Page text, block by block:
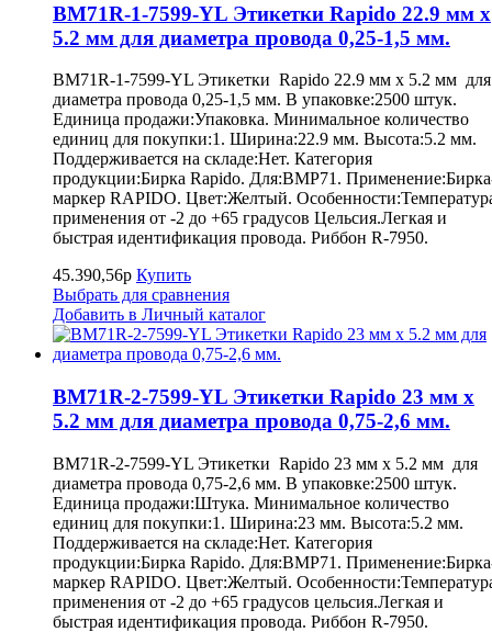
BM71R-1-7599-YL Этикетки Rapido 22.9 мм х
5.2 мм для диаметра провода 0,25-1,5 мм.
BM71R-1-7599-YL Этикетки Rapido 22.9 мм х 5.2 мм для
диаметра провода 0,25-1,5 мм. В упаковке:2500 штук.
Единица продажи:Упаковка. Минимальное количество
единиц для покупки:1. Ширина:22.9 мм. Высота:5.2 мм.
Поддерживается на складе:Нет. Категория
продукции:Бирка Rapido. Для:BMP71.
маркер RAPIDO. Цвет:Желтый.
применения от -2 до +65 градусов Цельсия.Легкая и
быстрая идентификация провода. Риббон R-7950.
45.390,56р Купить
Выбрать для сравнения
Добавить в Личный каталог
BM71R-2-7599-YL Этикетки Rapido 23 мм х
5.2 мм для диаметра провода 0,75-2,6 мм.
BM71R-2-7599-YL Этикетки Rapido 23 мм х 5.2 мм для
диаметра провода 0,75-2,6 мм. В упаковке:2500 штук.
Единица продажи:Штука. Минимальное количество
единиц для покупки:1. Ширина:23 мм. Высота:5.2 мм.
Поддерживается на складе:Нет. Категория
продукции:Бирка Rapido. Для:BMP71.
маркер RAPIDO. Цвет:Желтый.
применения от -2 до +65 градусов цельсия.Легкая и
быстрая идентификация провода. Риббон R-7950.